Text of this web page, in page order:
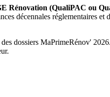
Rénovation (QualiPAC ou
décennales réglementaires et
dossiers MaPrimeRénov' 2026.